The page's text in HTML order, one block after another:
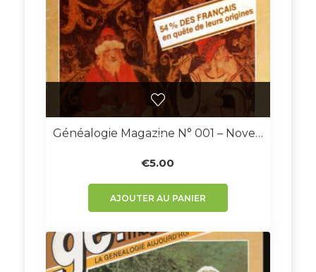
Généalogie Magazine N° 001 – Novembre 1982
€5.00
AJOUTER AU PANIER